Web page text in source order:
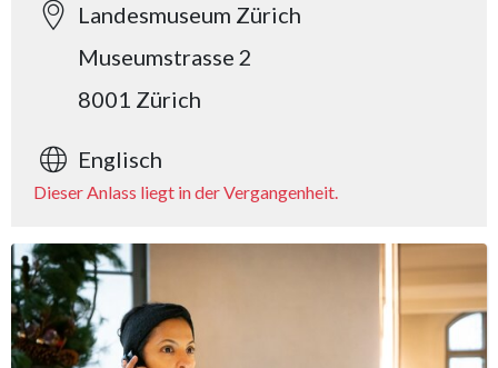
Landesmuseum Zürich
Museumstrasse 2
8001 Zürich
Englisch
Dieser Anlass liegt in der Vergangenheit.